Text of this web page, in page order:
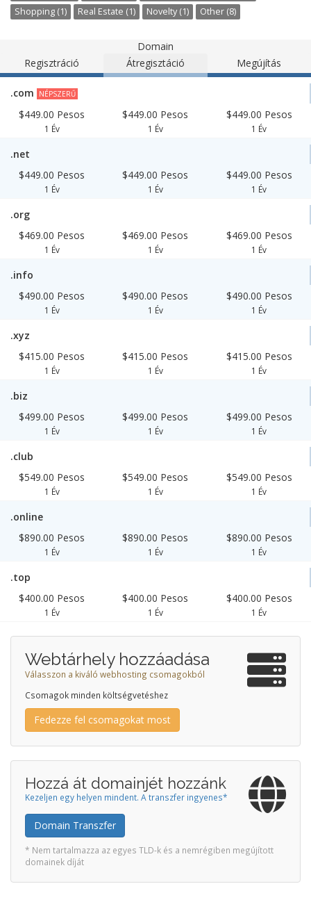
Shopping (1)
Real Estate (1) Novelty (1) Other (8)
Domain
Regisztráció
Átregisztáció Megújítás
.com NÉPSZERŰ
$449.00 Pesos
1 Év
$449.00 Pesos
1 Év
$449.00 Pesos
1 Év
.net
$449.00 Pesos
1 Év
$449.00 Pesos
1 Év
$449.00 Pesos
1 Év
.org
$469.00 Pesos
1 Év
$469.00 Pesos
1 Év
$469.00 Pesos
1 Év
.info
$490.00 Pesos
1 Év
$490.00 Pesos
1 Év
$490.00 Pesos
1 Év
.xyz
$415.00 Pesos
1 Év
$415.00 Pesos
1 Év
$415.00 Pesos
1 Év
.biz
$499.00 Pesos
1 Év
$499.00 Pesos
1 Év
$499.00 Pesos
1 Év
.club
$549.00 Pesos
1 Év
$549.00 Pesos
1 Év
$549.00 Pesos
1 Év
.online
$890.00 Pesos
1 Év
$890.00 Pesos
1 Év
$890.00 Pesos
1 Év
.top
$400.00 Pesos
1 Év
$400.00 Pesos
1 Év
$400.00 Pesos
1 Év
Webtárhely hozzáadása
Válasszon a kiváló webhosting csomagokból
Csomagok minden költségvetéshez
Fedezze fel csomagokat most
Hozzá át domainjét hozzánk
Kezeljen egy helyen mindent. A transzfer ingyenes*
Domain Transzfer
* Nem tartalmazza az egyes TLD-k és a nemrégiben megújított
domainek díját